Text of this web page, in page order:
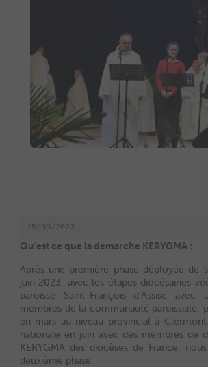
15/09/2023
Qu’est ce que la démarche KERYGMA :
Après une première phase déployée de
juin 2023, avec les étapes diocésaines
paroisse Saint-François d’Assise avec
membres de la communauté paroissiale,
en mars au niveau provincial à Clermont
nationale en juin avec des membres de
KERYGMA des diocèses de France,
deuxième phase.